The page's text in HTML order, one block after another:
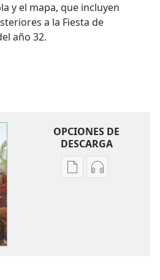
y el mapa, que incluyen
a la Fiesta de
año 32.
OPCIONES DE
DESCARGA
OpcionesOpciones